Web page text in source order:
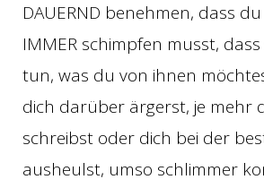
DAUERND benehmen, dass du
IMMER schimpfen musst, dass
tun, was du von ihnen
dich darüber ärgerst, je mehr
schreibst oder dich bei der
ausheulst, umso schlimmer